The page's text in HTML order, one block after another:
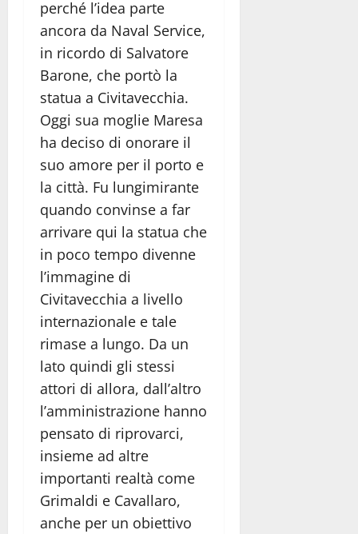
perché l’idea parte
ancora da Naval Service,
in ricordo di Salvatore
Barone, che portò la
statua a Civitavecchia.
Oggi sua moglie Maresa
ha deciso di onorare il
suo amore per il porto e
la città. Fu lungimirante
quando convinse a far
arrivare qui la statua che
in poco tempo divenne
l’immagine di
Civitavecchia a livello
internazionale e tale
rimase a lungo. Da un
lato quindi gli stessi
attori di allora, dall’altro
l’amministrazione hanno
pensato di riprovarci,
insieme ad altre
importanti realtà come
Grimaldi e Cavallaro,
anche per un obiettivo